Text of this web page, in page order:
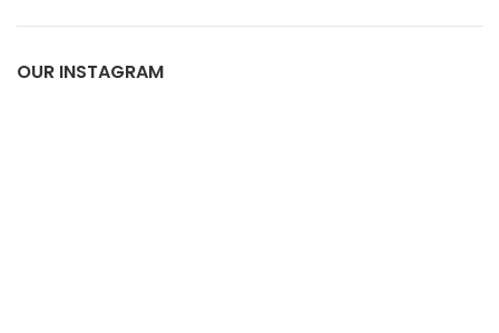
OUR INSTAGRAM